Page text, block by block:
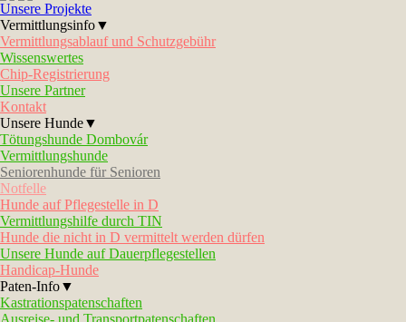
Unsere Projekte
Vermittlungsinfo▼
Vermittlungsablauf und Schutzgebühr
Wissenswertes
Chip-Registrierung
Unsere Partner
Kontakt
Unsere Hunde▼
Tötungshunde Dombovár
Vermittlungshunde
Seniorenhunde für Senioren
Notfelle
Hunde auf Pflegestelle in D
Vermittlungshilfe durch TIN
Hunde die nicht in D vermittelt werden dürfen
Unsere Hunde auf Dauerpflegestellen
Handicap-Hunde
Paten-Info▼
Kastrationspatenschaften